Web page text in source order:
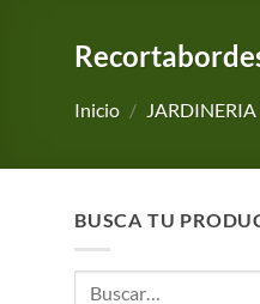
Inicio /
BUSCA TU
Buscar